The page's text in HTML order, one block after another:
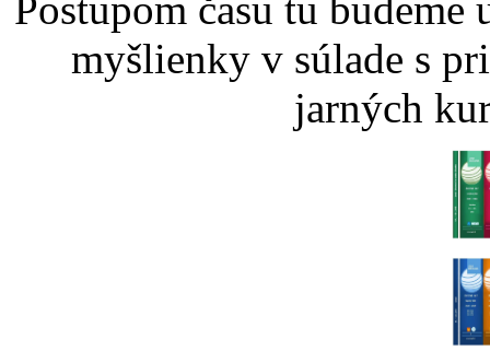
myšlienky v súlade s
jarných